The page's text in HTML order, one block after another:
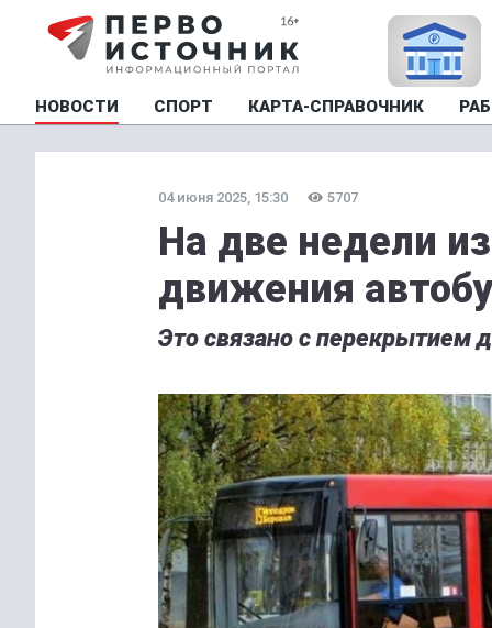
НОВОСТИ СПОРТ КАРТА-СПРАВОЧНИК
04 июня 2025, 15:30 5707
На две недели
движения
Это связано с перекрытием